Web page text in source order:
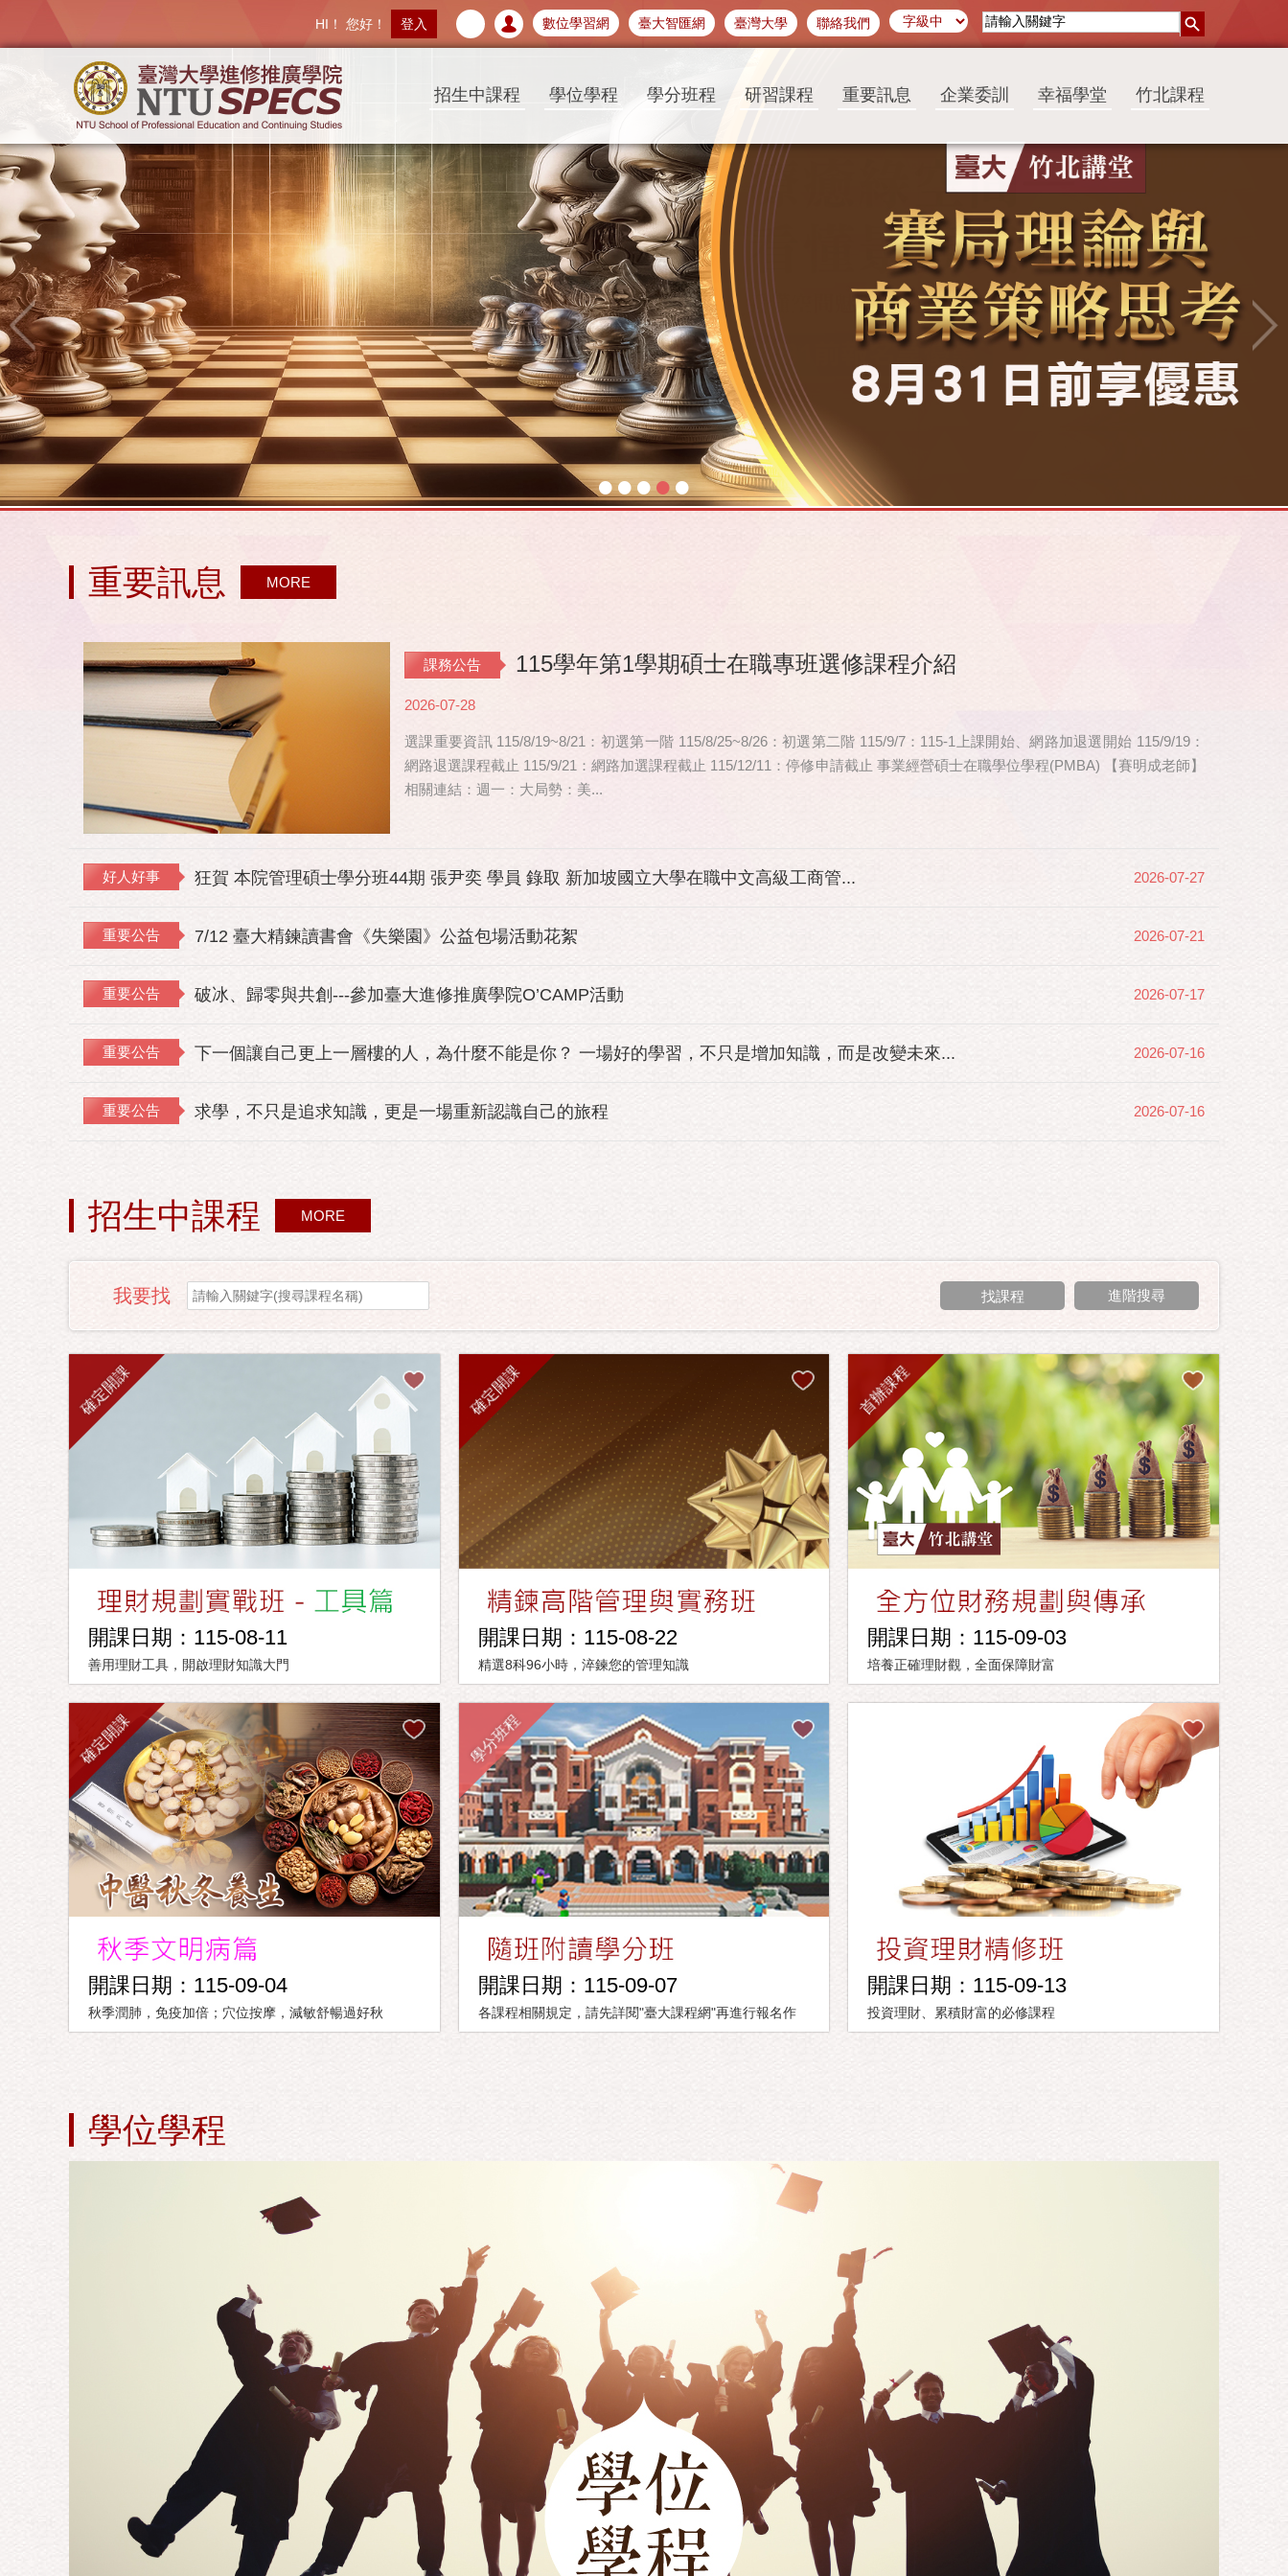
數位學習網 臺大智匯網 臺灣大學 聯絡我們
HI！ 您好！ 登入
招生中課程 學位學程 學分班程 研習課程 重要訊息 企業委訓 幸福學堂 竹北課程
•••••
重要訊息 MORE
課務公告 115學年第1學期碩士在職專班選修課程介紹
2026-07-28
選課重要資訊 115/8/19~8/21：初選第一階 115/8/25~8/26：初選第二階 115/9/7：115-1上課開始、網路加退選開始 115/9/19：
網路退選課程截止 115/9/21：網路加選課程截止 115/12/11：停修申請截止 事業經營碩士在職學位學程(PMBA) 【賽明成老師】
相關連結：週一：大局勢：美...
好人好事 狂賀 本院管理碩士學分班44期 張尹奕 學員 錄取 新加坡國立大學在職中文高級工商管... 2026-07-27
重要公告 7/12 臺大精鍊讀書會《失樂園》公益包場活動花絮 2026-07-21
重要公告 破冰、歸零與共創---參加臺大進修推廣學院O’CAMP活動 2026-07-17
重要公告 下一個讓自己更上一層樓的人，為什麼不能是你？ 一場好的學習，不只是增加知識，而是改變未來... 2026-07-16
重要公告 求學，不只是追求知識，更是一場重新認識自己的旅程 2026-07-16
招生中課程 MORE
我要找 進階搜尋
確定開課
開課日期：115-08-11
善用理財工具，開啟理財知識大門
確定開課
開課日期：115-08-22
精選8科96小時，淬鍊您的管理知識
首辦課程
開課日期：115-09-03
培養正確理財觀，全面保障財富
確定開課
開課日期：115-09-04
秋季潤肺，免疫加倍；穴位按摩，減敏舒暢過好秋
學分班程
開課日期：115-09-07
各課程相關規定，請先詳閱"臺大課程網"再進行報名作
業。
開課日期：115-09-13
投資理財、累積財富的必修課程
學位學程